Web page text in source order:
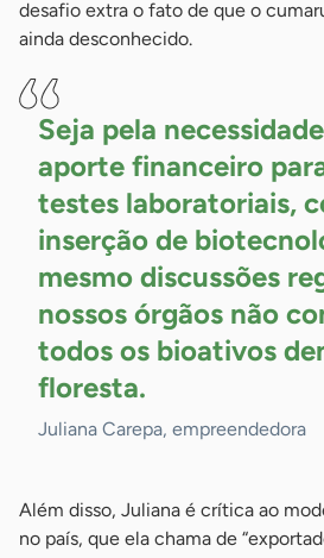
desafio extra o fato de que o
ainda desconhecido.
Seja pela
aporte financeiro
testes laboratoriais,
inserção de
mesmo discussões
nossos órgãos não
todos os bioativos
floresta.
Juliana Carepa, empreendedora
Além disso, Juliana é crítica ao
no país, que ela chama de